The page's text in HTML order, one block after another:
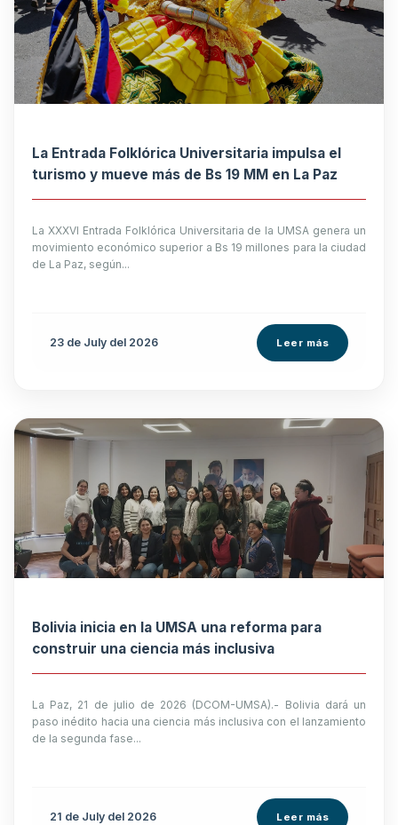
La Entrada Folklórica Universitaria impulsa el
turismo y mueve más de Bs 19 MM en La Paz
La XXXVI Entrada Folklórica Universitaria de la UMSA genera un
movimiento económico superior a Bs 19 millones para la ciudad
de La Paz, según...
23 de July del 2026 Leer más
Bolivia inicia en la UMSA una reforma para
construir una ciencia más inclusiva
La Paz, 21 de julio de 2026 (DCOM-UMSA).- Bolivia dará un
paso inédito hacia una ciencia más inclusiva con el lanzamiento
de la segunda fase...
21 de July del 2026 Leer más